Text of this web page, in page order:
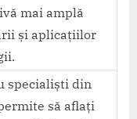
mai amplă
și aplicațiilor
specialiști din
să aflați